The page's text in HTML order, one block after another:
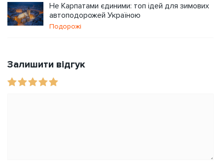
Не Карпатами єдиними: топ ідей для зимових
автоподорожей Україною
Подорожі
Залишити відгук